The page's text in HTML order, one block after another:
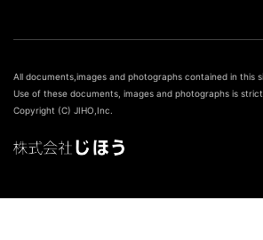
All documents,images and photographs contained in this
Use of these documents, images and photographs is
Copyright (C) JIHO,Inc.